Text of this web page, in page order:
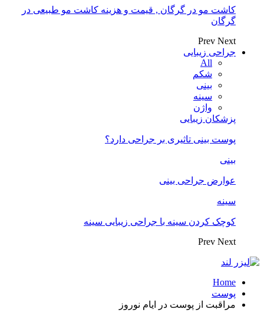
کاشت مو در گرگان , قیمت و هزینه کاشت مو طبیعی در
گرگان
Prev Next
جراحی زیبایی
All
شکم
بینی
سینه
واژن
پزشکان زیبایی
پوست بینی تاثیری بر جراحی دارد؟
بینی
عوارض جراحی بینی
سینه
کوچک کردن سینه با جراحی زیبایی سینه
Prev Next
Home
پوست
مراقبت از پوست در ایام نوروز